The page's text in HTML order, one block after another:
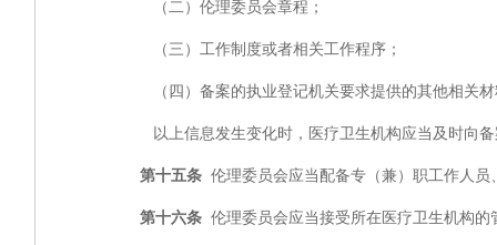
（二）伦理委员会章程；
（三）工作制度或者相关工作程序；
（四）备案的执业登记机关要求提供的其他相关材
以上信息发生变化时，医疗卫生机构应当及时向备
第十五条 伦理委员会应当配备专（兼）职工作人
第十六条 伦理委员会应当接受所在医疗卫生机构的